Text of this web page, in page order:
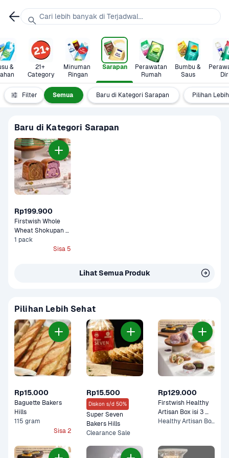
&
21+
Category
Minuman
Ringan
Sarapan
Perawatan
Rumah
Bumbu &
Saus
Filter Semua Baru di Kategori Sarapan Pilihan
Baru di Kategori Sarapan
Rp199.900
Firstwish Whole
Wheat Shokupan
Box Isi 2 Pack
1 pack
Sisa 5
Lihat Semua Produk
Pilihan Lebih Sehat
Rp15.000
Baguette Bakers
Hills
115 gram
Sisa 2
Rp15.500
Diskon s/d 50%
Super Seven
Bakers Hills
Clearance Sale
Rp129.000
Firstwish Healthy
Artisan Box isi 3
Pack
Healthy Artisan Box Isi 3 Pack
Cari lebih banyak di Terjadwal...